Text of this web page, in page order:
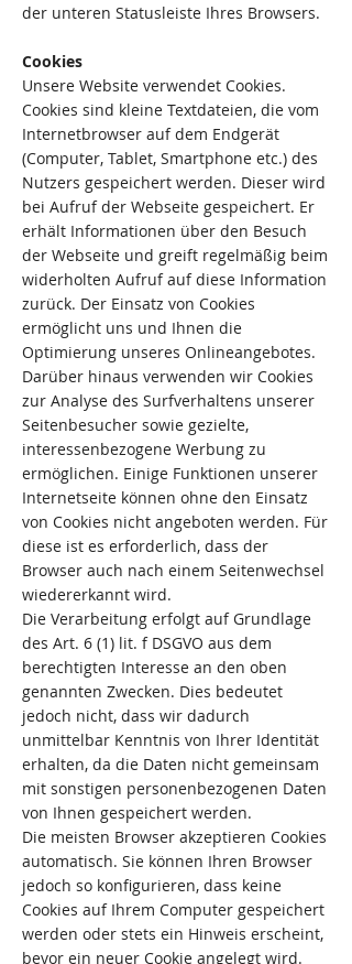
der unteren Statusleiste Ihres Browsers.
Cookies
Unsere Website verwendet Cookies.
Cookies sind kleine Textdateien, die vom
Internetbrowser auf dem Endgerät
(Computer, Tablet, Smartphone etc.) des
Nutzers gespeichert werden. Dieser wird
bei Aufruf der Webseite gespeichert. Er
erhält Informationen über den Besuch
der Webseite und greift regelmäßig beim
widerholten Aufruf auf diese Information
zurück. Der Einsatz von Cookies
ermöglicht uns und Ihnen die
Optimierung unseres Onlineangebotes.
Darüber hinaus verwenden wir Cookies
zur Analyse des Surfverhaltens unserer
Seitenbesucher sowie gezielte,
interessenbezogene Werbung zu
ermöglichen. Einige Funktionen unserer
Internetseite können ohne den Einsatz
von Cookies nicht angeboten werden. Für
diese ist es erforderlich, dass der
Browser auch nach einem Seitenwechsel
wiedererkannt wird.
Die Verarbeitung erfolgt auf Grundlage
des Art. 6 (1) lit. f DSGVO aus dem
berechtigten Interesse an den oben
genannten Zwecken. Dies bedeutet
jedoch nicht, dass wir dadurch
unmittelbar Kenntnis von Ihrer Identität
erhalten, da die Daten nicht gemeinsam
mit sonstigen personenbezogenen Daten
von Ihnen gespeichert werden.
Die meisten Browser akzeptieren Cookies
automatisch. Sie können Ihren Browser
jedoch so konfigurieren, dass keine
Cookies auf Ihrem Computer gespeichert
werden oder stets ein Hinweis erscheint,
bevor ein neuer Cookie angelegt wird.